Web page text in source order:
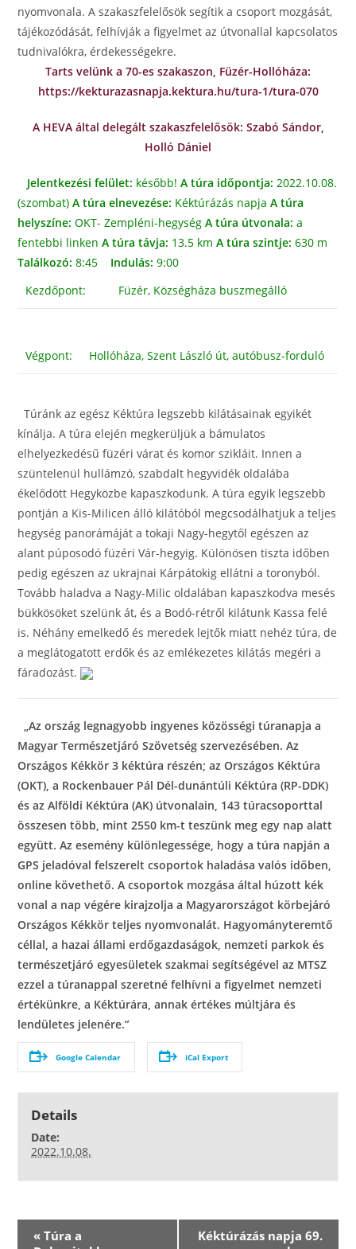
nyomvonala. A szakaszfelelősök segítik a csoport mozgását,
tájékozódását, felhívják a figyelmet az útvonallal kapcsolatos
tudnivalókra, érdekességekre.
Tarts velünk a 70-es szakaszon, Füzér-Hollóháza:
https://kekturazasnapja.kektura.hu/tura-1/tura-070
A HEVA által delegált szakaszfelelősök: Szabó Sándor,
Holló Dániel
Jelentkezési felület: később! A túra időpontja: 2022.10.08.
(szombat) A túra elnevezése: Kéktúrázás napja A túra
helyszíne:OKT- Zempléni-hegység A túra útvonala: a
fentebbi linken A túra távja: 13.5 kmA túra szintje:630 m
Találkozó: 8:45 Indulás:9:00
Kezdőpont:
Füzér, Községháza buszmegálló
Végpont: Hollóháza, Szent László út, autóbusz-forduló
Túránk az egész Kéktúra legszebb kilátásainak egyikét
kínálja. A túra elején megkerüljük a bámulatos
elhelyezkedésű füzéri várat és komor szikláit. Innen a
szüntelenül hullámzó, szabdalt hegyvidék oldalába
ékelődött Hegyközbe kapaszkodunk. A túra egyik legszebb
pontján a Kis-Milicen álló kilátóból megcsodálhatjuk a teljes
hegység panorámáját a tokaji Nagy-hegytől egészen az
alant púposodó füzéri Vár-hegyig. Különösen tiszta időben
pedig egészen az ukrajnai Kárpátokig ellátni a toronyból.
Tovább haladva a Nagy-Milic oldalában kapaszkodva mesés
bükkösöket szelünk át, és a Bodó-rétről kilátunk Kassa felé
is. Néhány emelkedő és meredek lejtők miatt nehéz túra, de
a meglátogatott erdők és az emlékezetes kilátás megéri a
fáradozást.
„Az ország legnagyobb ingyenes közösségi túranapja a
Magyar Természetjáró Szövetség szervezésében. Az
Országos Kékkör 3 kéktúra részén; az Országos Kéktúra
(OKT), a Rockenbauer Pál Dél-dunántúli Kéktúra (RP-DDK)
és az Alföldi Kéktúra (AK) útvonalain, 143 túracsoporttal
összesen több, mint 2550 km-t teszünk meg egy nap alatt
együtt. Az esemény különlegessége, hogy a túra napján a
GPS jeladóval felszerelt csoportok haladása valós időben,
online követhető. A csoportok mozgása által húzott kék
vonal a nap végére kirajzolja a Magyarországot körbejáró
Országos Kékkör teljes nyomvonalát. Hagyományteremtő
céllal, a hazai állami erdőgazdaságok, nemzeti parkok és
természetjáró egyesületek szakmai segítségével az MTSZ
ezzel a túranappal szeretné felhívni a figyelmet nemzeti
értékünkre, a Kéktúrára, annak értékes múltjára és
lendületes jelenére.”
Google Calendar iCal Export
Details
Date:
2022.10.08.
« Túra a
Kéktúrázás napja 69.